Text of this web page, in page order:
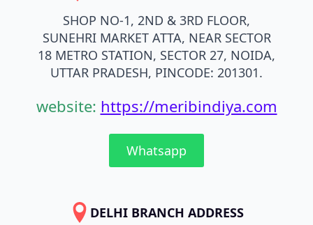
SHOP NO-1, 2ND & 3RD FLOOR,
SUNEHRI MARKET ATTA, NEAR SECTOR
18 METRO STATION, SECTOR 27, NOIDA,
UTTAR PRADESH, PINCODE: 201301.
website: https://meribindiya.com
Whatsapp
DELHI BRANCH ADDRESS